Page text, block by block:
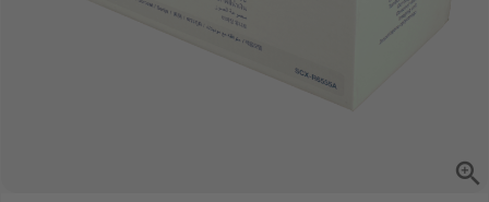
zoom_in